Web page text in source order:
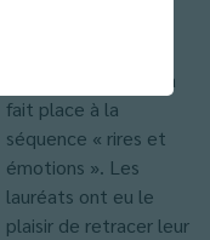
mots d’accueil, on a
fait place à la
séquence « rires et
émotions ». Les
lauréats ont eu le
plaisir de retracer leur